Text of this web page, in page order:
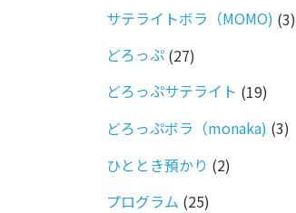
サテライトボラ（MOMO) (3)
どろっぷ (27)
どろっぷサテライト (19)
どろっぷボラ（monaka) (3)
ひととき預かり (2)
プログラム (25)